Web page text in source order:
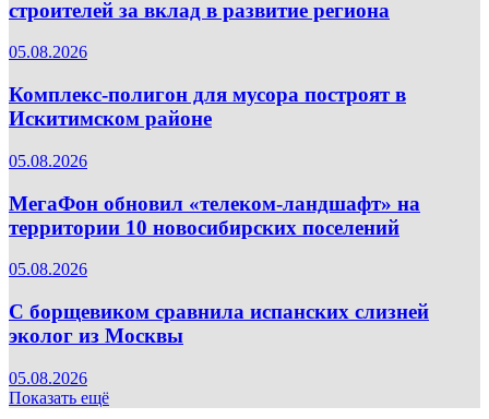
строителей за вклад в развитие региона
05.08.2026
Комплекс-полигон для мусора построят в
Искитимском районе
05.08.2026
МегаФон обновил «телеком-ландшафт» на
территории 10 новосибирских поселений
05.08.2026
С борщевиком сравнила испанских слизней
эколог из Москвы
05.08.2026
Показать ещё